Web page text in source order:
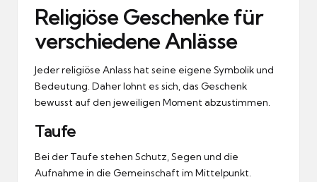
Religiöse Geschenke für
verschiedene Anlässe
Jeder religiöse Anlass hat seine eigene Symbolik und
Bedeutung. Daher lohnt es sich, das Geschenk
bewusst auf den jeweiligen Moment abzustimmen.
Taufe
Bei der Taufe stehen Schutz, Segen und die
Aufnahme in die Gemeinschaft im Mittelpunkt.